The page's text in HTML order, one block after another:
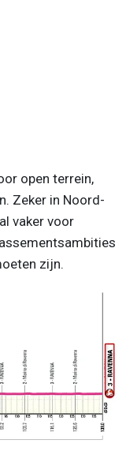
open terrein,
Zeker in Noord-
vaker voor
zijn.